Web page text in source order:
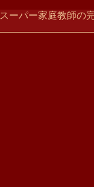
パー家庭教師の